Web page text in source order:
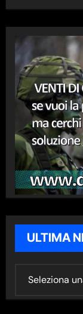
ULTIMA